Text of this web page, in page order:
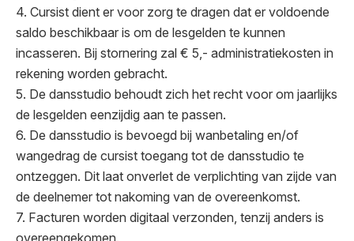
4. Cursist dient er voor zorg te dragen dat er voldoende
saldo beschikbaar is om de lesgelden te kunnen
incasseren. Bij stornering zal € 5,- administratiekosten in
rekening worden gebracht.
5. De dansstudio behoudt zich het recht voor om jaarlijks
de lesgelden eenzijdig aan te passen.
6. De dansstudio is bevoegd bij wanbetaling en/of
wangedrag de cursist toegang tot de dansstudio te
ontzeggen. Dit laat onverlet de verplichting van zijde van
de deelnemer tot nakoming van de overeenkomst.
7. Facturen worden digitaal verzonden, tenzij anders is
overeengekomen.